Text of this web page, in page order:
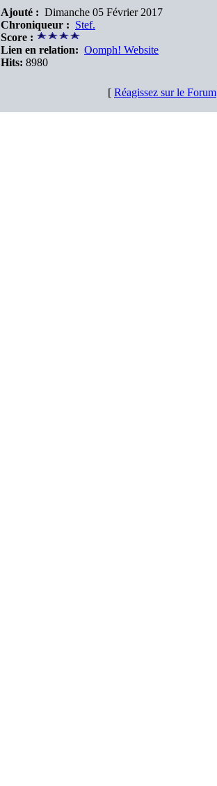
Ajouté : Dimanche 05 Février 2017
Chroniqueur : Stef.
Score :
Lien en relation: Oomph! Website
Hits: 8980
[ Réagissez sur le Forum